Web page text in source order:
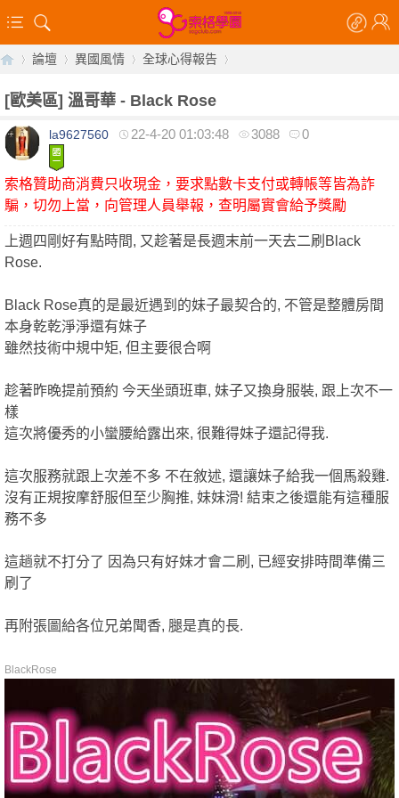
【
索
格
學
»
論壇
›
異國風情
›
全球心得報告
›
[歐美區] 溫哥華 - Black Rose
la9627560 22-4-20 01:03:48 3088 0
索格贊助商消費只收現金，要求點數卡支付或轉帳等皆為詐
騙，切勿上當，向管理人員舉報，查明屬實會給予獎勵
上週四剛好有點時間, 又趁著是長週末前一天去二刷Black
Rose.
Black Rose真的是最近遇到的妹子最契合的, 不管是整體房間
本身乾乾淨淨還有妹子
雖然技術中規中矩, 但主要很合啊
趁著昨晚提前預約 今天坐頭班車, 妹子又換身服裝, 跟上次不一
樣
這次將優秀的小蠻腰給露出來, 很難得妹子還記得我.
這次服務就跟上次差不多 不在敘述, 還讓妹子給我一個馬殺雞.
沒有正規按摩舒服但至少胸推, 妹妹滑! 結束之後還能有這種服
務不多
這趟就不打分了 因為只有好妹才會二刷, 已經安排時間準備三
刷了
再附張圖給各位兄弟聞香, 腿是真的長.
BlackRose